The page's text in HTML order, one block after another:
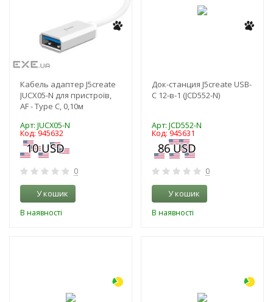
Кабель адаптер J5create
JUCX05-N для пристроїв,
AF - Type C, 0,10м
Арт: JUCX05-N
Код: 945632
0
У кошик
В наявності
Док-станция J5create USB-
C 12-в-1 (JCD552-N)
Арт: JCD552-N
Код: 945631
0
У кошик
В наявності